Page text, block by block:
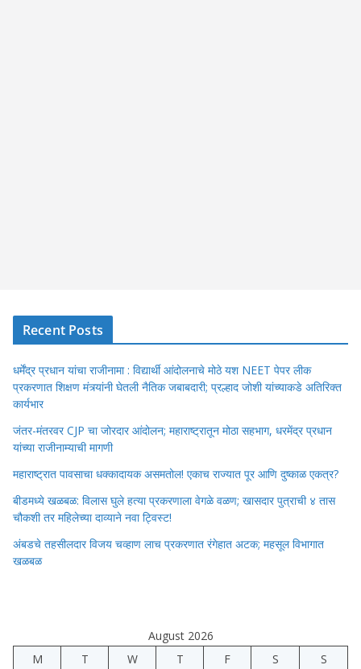
Recent Posts
धर्मेंद्र प्रधान यांचा राजीनामा : विद्यार्थी आंदोलनाचे मोठे यश NEET पेपर लीक
प्रकरणात शिक्षण मंत्र्यांनी घेतली नैतिक जबाबदारी; प्रल्हाद जोशी यांच्याकडे अतिरिक्त
कार्यभार
जंतर-मंतरवर CJP चा जोरदार आंदोलन; महाराष्ट्रातून मोठा सहभाग, धरमेंद्र प्रधान
यांच्या राजीनाम्याची मागणी
महाराष्ट्रात पावसाचा धक्कादायक असमतोल! एकाच राज्यात पूर आणि दुष्काळ एकत्र?
बीडमध्ये खळबळ: विलास घुले हत्या प्रकरणाला वेगळे वळण; खासदार पुत्राची ४ तास
चौकशी तर महिलेच्या दाव्याने नवा ट्विस्ट!
अंबडचे तहसीलदार विजय चव्हाण लाच प्रकरणात रंगेहात अटक; महसूल विभागात
खळबळ
August 2026
M
T W T F S
S